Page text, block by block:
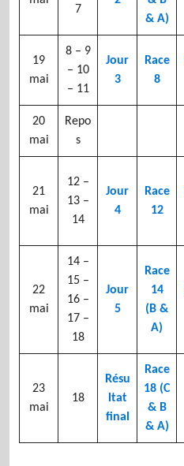
7
& A)
19
mai
8 – 9
– 10
– 11
Jour
3
Race
8
20
mai
Repo
s
21
mai
12 –
13 –
14
Jour
4
Race
12
22
mai
14 –
15 –
16 –
17 –
18
Jour
5
Race
14
(B &
A)
23
mai
18
Résu
ltat
final
Race
18 (C
& B
& A)